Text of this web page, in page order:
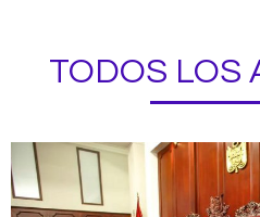
TODOS LOS